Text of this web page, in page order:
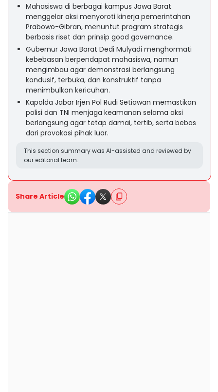
Mahasiswa di berbagai kampus Jawa Barat
menggelar aksi menyoroti kinerja pemerintahan
Prabowo-Gibran, menuntut program strategis
berbasis riset dan prinsip good governance.
Gubernur Jawa Barat Dedi Mulyadi menghormati
kebebasan berpendapat mahasiswa, namun
mengimbau agar demonstrasi berlangsung
kondusif, terbuka, dan konstruktif tanpa
menimbulkan kericuhan.
Kapolda Jabar Irjen Pol Rudi Setiawan memastikan
polisi dan TNI menjaga keamanan selama aksi
berlangsung agar tetap damai, tertib, serta bebas
dari provokasi pihak luar.
This section summary was AI-assisted and reviewed by
our editorial team.
Share Article